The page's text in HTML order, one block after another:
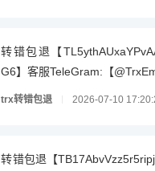
转错包退【
G6】客服TeleGram:【@TrxEm
trx转错包退 2026-07-10
转错包退【